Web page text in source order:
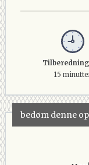
15
bedøm denne